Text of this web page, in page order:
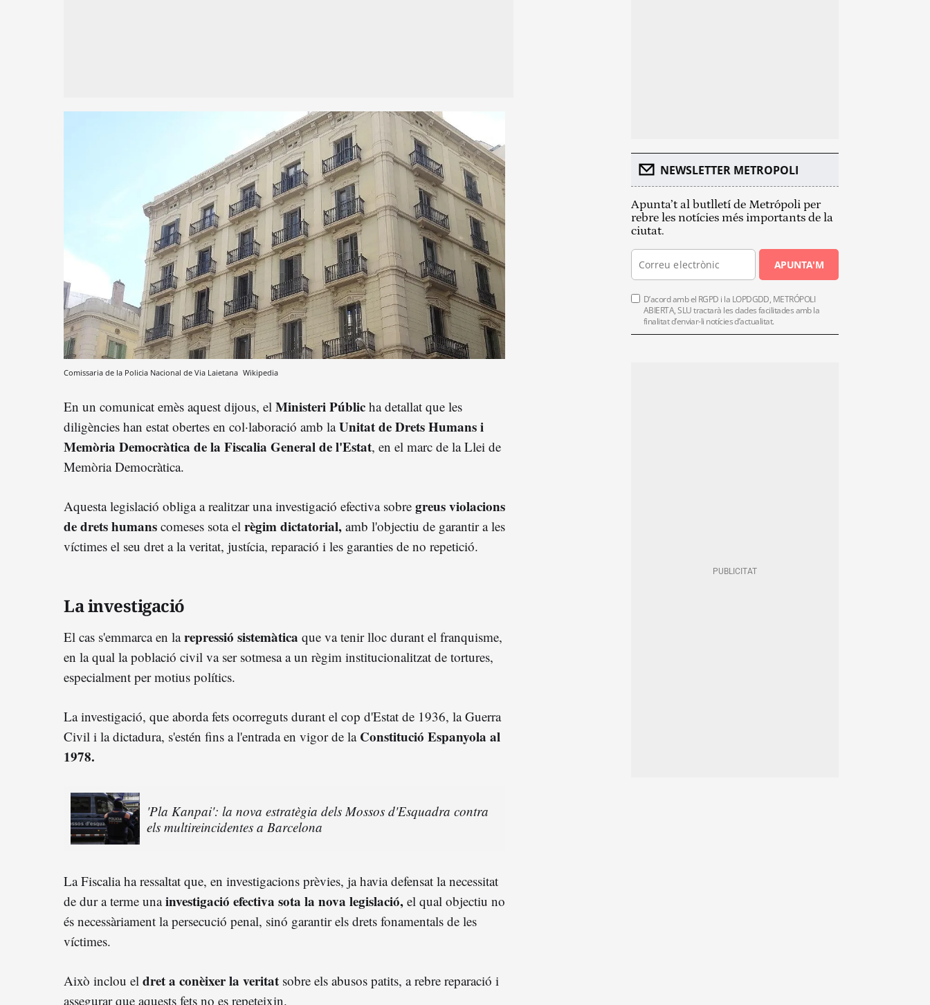
Comissaria de la Policia Nacional de Via Laietana Wikipedia
En un comunicat emès aquest dijous, el Ministeri Públic ha detallat que les
diligències han estat obertes en col·laboració amb laUnitat de Drets Humans i
Memòria Democràtica de la Fiscalia General de l'Estat, en el marc de la Llei de
Memòria Democràtica.
Aquesta legislació obliga a realitzar una investigació efectiva sobre greus violacions
de drets humans comeses sota el règim dictatorial, amb l'objectiu de garantir a les
víctimes el seu dret a la veritat, justícia, reparació i les garanties de no repetició.
La investigació
El cas s'emmarca en larepressió sistemàtica que va tenir lloc durant el franquisme,
en la qual la població civil va ser sotmesa a un règim institucionalitzat de tortures,
especialment per motius polítics.
La investigació, que aborda fets ocorreguts durant el cop d'Estat de 1936, la Guerra
Civil i la dictadura, s'estén fins a l'entrada en vigor de la Constitució Espanyola al
1978.
'Pla Kanpai': la nova estratègia dels Mossos d'Esquadra contra
els multireincidentes a Barcelona
La Fiscalia ha ressaltat que, en investigacions prèvies, ja havia defensat la necessitat
de dur a terme unainvestigació efectiva sota la nova legislació, el qual objectiu no
és necessàriament la persecució penal, sinó garantir els drets fonamentals de les
víctimes.
Això inclou el dret a conèixer la veritat sobre els abusos patits, a rebre reparació i
assegurar que aquests fets no es repeteixin.
NEWSLETTER METROPOLI
Apunta’t al butlletí de Metrópoli per
rebre les notícies més importants de la
ciutat.
APUNTA'M
D’acord amb el RGPD i la LOPDGDD, METRÓPOLI
ABIERTA, SLU tractarà les dades facilitades amb la
finalitat d’enviar-li notícies d’actualitat.